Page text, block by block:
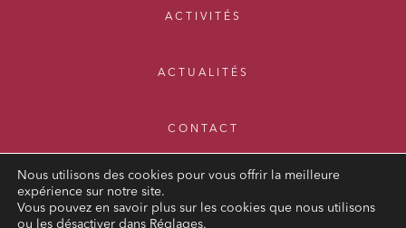
ACTIVITÉS
ACTUALITÉS
CONTACT
Nous utilisons des cookies pour vous offrir la meilleure
expérience sur notre site.
Vous pouvez en savoir plus sur les cookies que nous utilisons
ou les désactiver dans Réglages.